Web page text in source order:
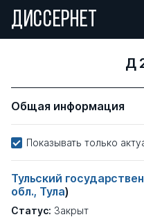
ДИССЕРНЕТ
Д
Общая информация
Показывать только
Тульский
обл., Тула)
Статус: Закрыт